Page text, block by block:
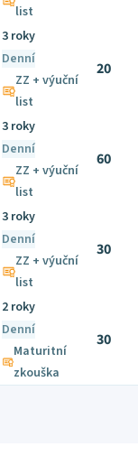
list
3 roky
Denní
ZZ + výuční
list
20
3 roky
Denní
ZZ + výuční
list
60
3 roky
Denní
ZZ + výuční
list
30
2 roky
Denní
Maturitní
zkouška
30